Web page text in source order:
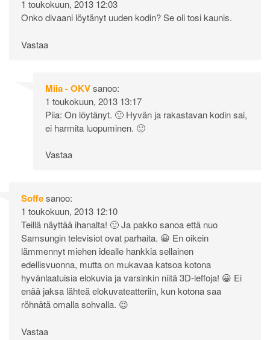
1 toukokuun, 2013 12:03
Onko divaani löytänyt uuden kodin? Se oli tosi kaunis.
Vastaa
Miia - OKVsanoo:
1 toukokuun, 2013 13:17
Piia: On löytänyt. 🙂 Hyvän ja rakastavan kodin sai,
ei harmita luopuminen. 🙂
Vastaa
Soffesanoo:
1 toukokuun, 2013 12:10
Teillä näyttää ihanalta! 🙂 Ja pakko sanoa että nuo
Samsungin televisiot ovat parhaita. 😀 En oikein
lämmennyt miehen idealle hankkia sellainen
edellisvuonna, mutta on mukavaa katsoa kotona
hyvänlaatuisia elokuvia ja varsinkin niitä 3D-leffoja! 😀 Ei
enää jaksa lähteä elokuvateatteriin, kun kotona saa
röhnätä omalla sohvalla. 😉
Vastaa